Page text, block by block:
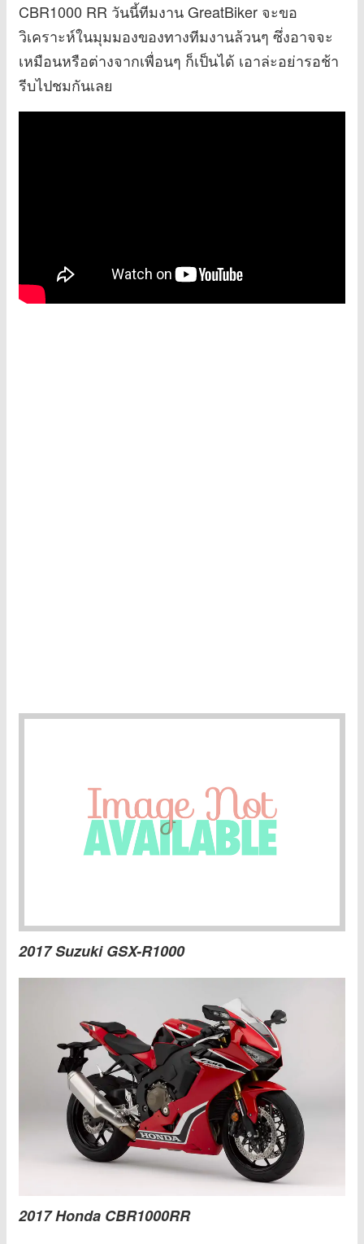
CBR1000 RR วันนี้ทีมงาน GreatBiker จะขอ
วิเคราะห์ในมุมมองของทางทีมงานล้วนๆ ซึ่งอาจจะ
เหมือนหรือต่างจากเพื่อนๆ ก็เป็นได้ เอาล่ะอย่ารอช้า
รีบไปชมกันเลย
2017 Suzuki GSX-R1000
2017 Honda CBR1000RR